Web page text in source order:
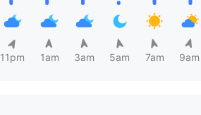
11pm 1am 3am 5am 7am 9am